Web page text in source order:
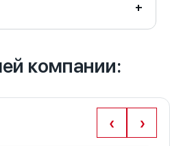
компании:
‹ ›